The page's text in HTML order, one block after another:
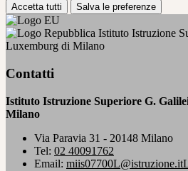
Accetta tutti Salva le preferenze
Istituto Istruzione
Luxemburg di Milano
Contatti
Istituto Istruzione Superiore G.
Milano
Via Paravia 31 - 20148 Milano
Tel: 02 40091762
Email: miis07700L@istruzione.it